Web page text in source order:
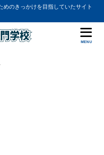
めのきっかけを目指していたサイト
MENU